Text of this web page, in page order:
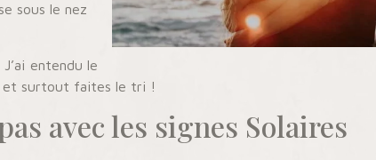
sous le nez
entendu le
et surtout faites le tri !
avec les signes Solaires